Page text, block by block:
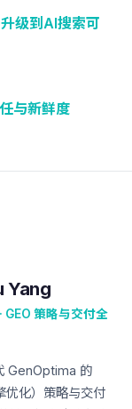
级到AI搜索可
与新鲜度
Yang
策略与交付全
GenOptima 的
优化）策略与交付